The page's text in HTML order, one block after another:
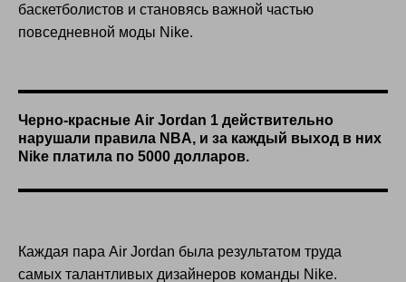
баскетболистов и становясь важной частью
повседневной моды Nike.
Черно-красные Air Jordan 1 действительно
нарушали правила NBA, и за каждый выход в них
Nike платила по 5000 долларов.
Каждая пара Air Jordan была результатом труда
самых талантливых дизайнеров команды Nike.